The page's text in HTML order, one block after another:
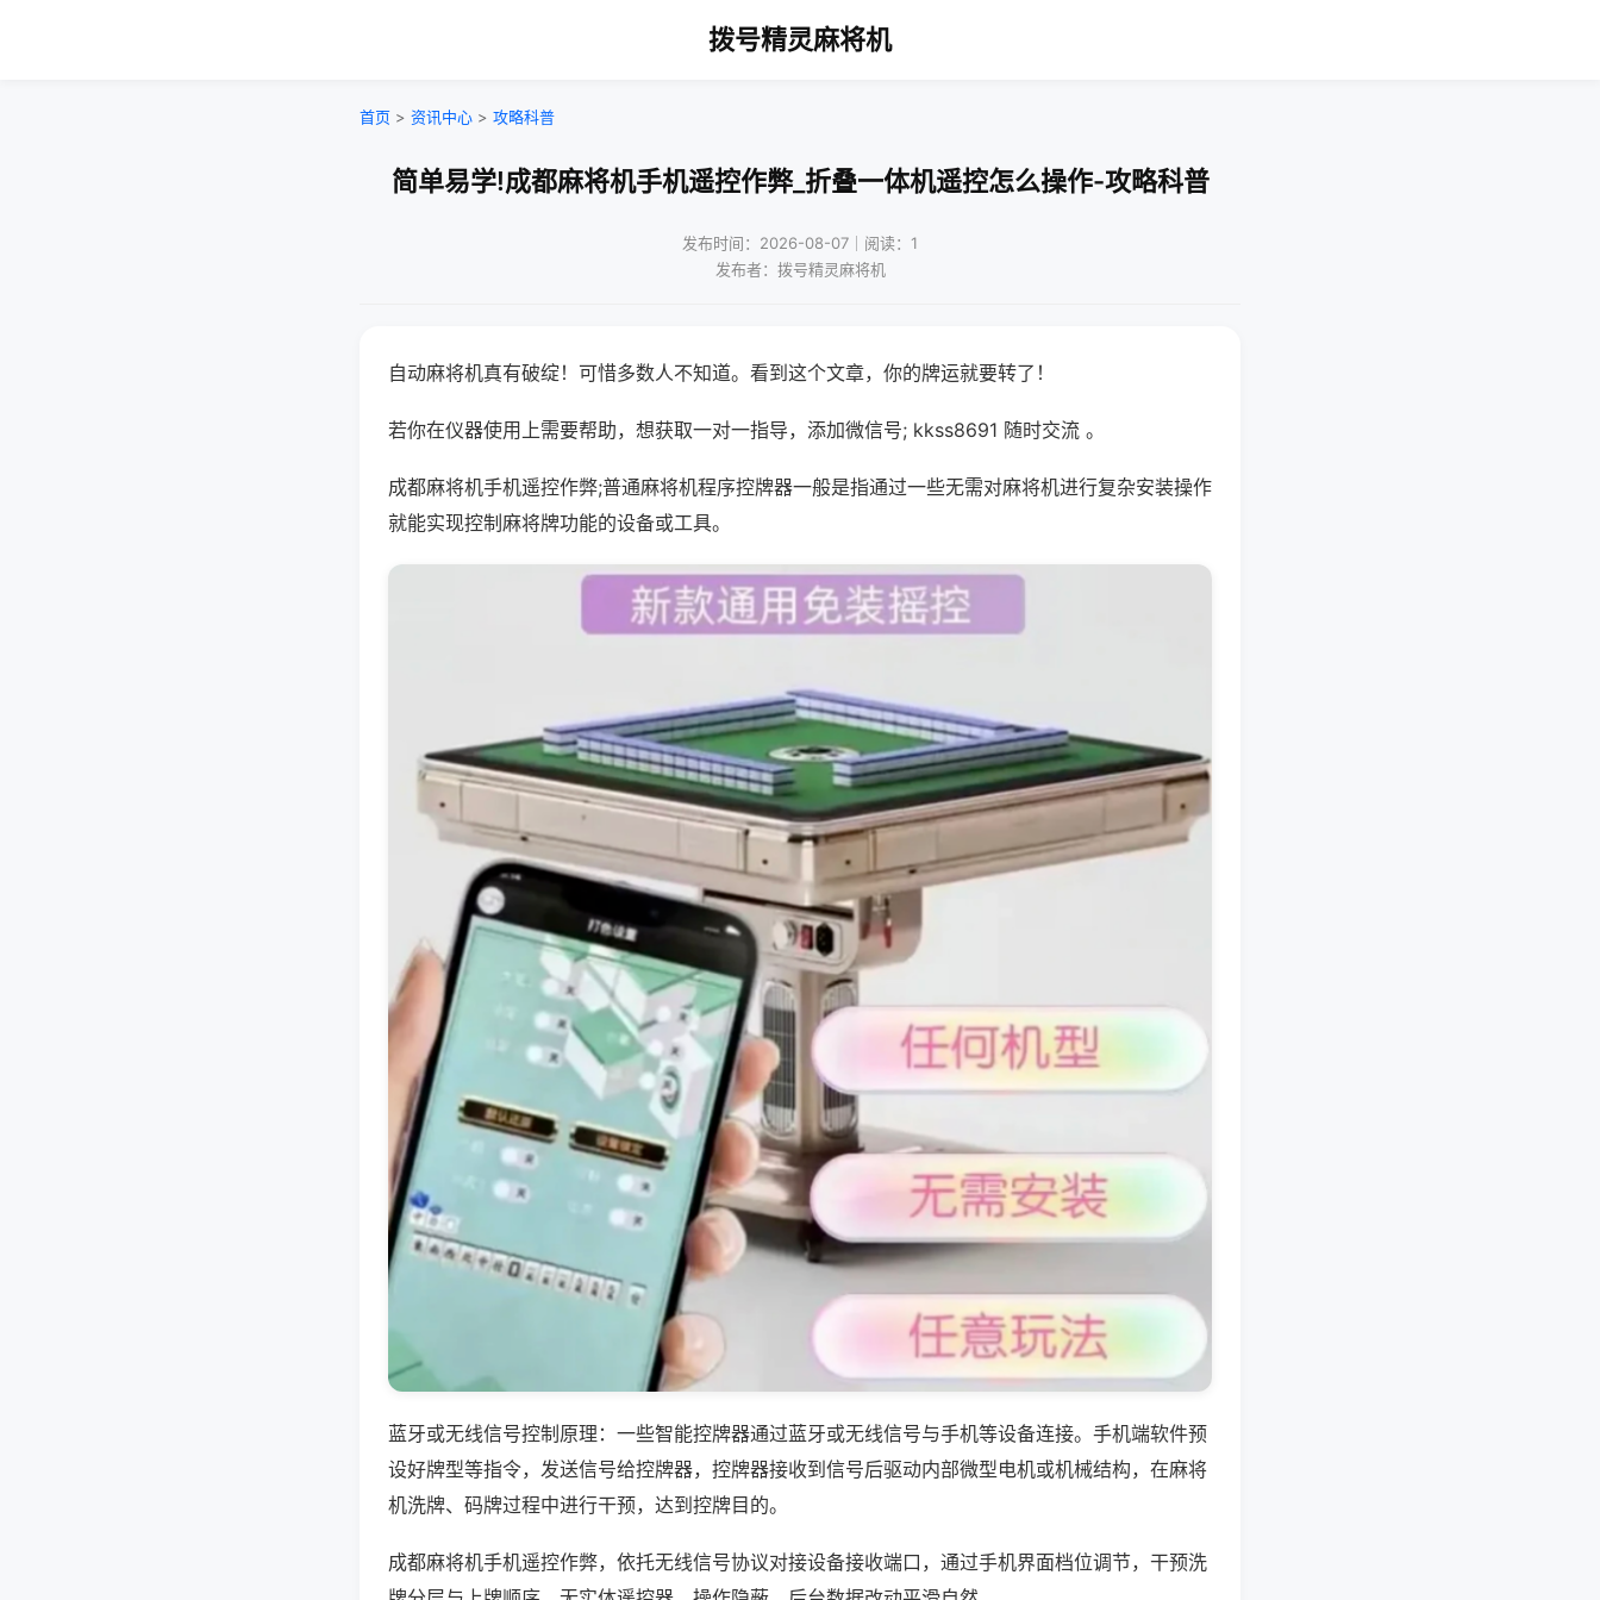
拨号精灵麻将机
首页 > 资讯中心 > 攻略科普
简单易学!成都麻将机手机遥控作弊_折叠一体机遥控怎么操作-攻略科普
发布时间：2026-08-07｜阅读：1
发布者：拨号精灵麻将机
自动麻将机真有破绽！可惜多数人不知道。看到这个文章，你的牌运就要转了！
若你在仪器使用上需要帮助，想获取一对一指导，添加微信号; kkss8691 随时交流 。
成都麻将机手机遥控作弊;普通麻将机程序控牌器一般是指通过一些无需对麻将机进行复杂安装操作
就能实现控制麻将牌功能的设备或工具。
蓝牙或无线信号控制原理：一些智能控牌器通过蓝牙或无线信号与手机等设备连接。手机端软件预
设好牌型等指令，发送信号给控牌器，控牌器接收到信号后驱动内部微型电机或机械结构，在麻将
机洗牌、码牌过程中进行干预，达到控牌目的。
成都麻将机手机遥控作弊，依托无线信号协议对接设备接收端口，通过手机界面档位调节，干预洗